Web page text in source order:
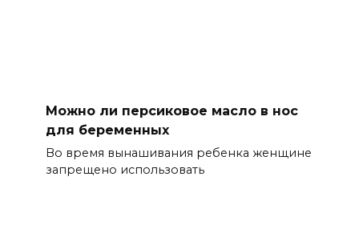
Можно ли персиковое масло в нос
для беременных
Во время вынашивания ребенка женщине
запрещено использовать